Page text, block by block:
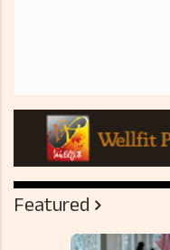
Featured